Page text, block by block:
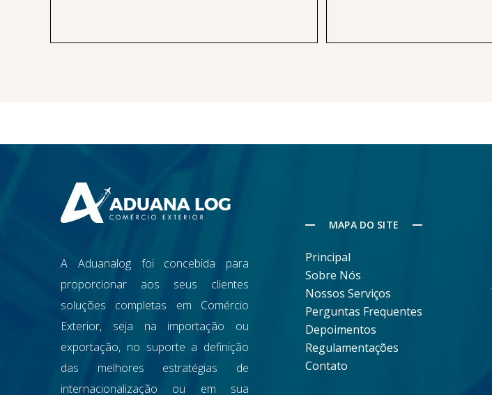
A Aduanalog foi concebida para
proporcionar aos seus clientes
soluções completas em Comércio
Exterior, seja na importação ou
exportação, no suporte a definição
das melhores estratégias de
internacionalização ou em sua
MAPA DO SITE
Principal
Sobre Nós
Nossos Serviços
Perguntas Frequentes
Depoimentos
Regulamentações
Contato